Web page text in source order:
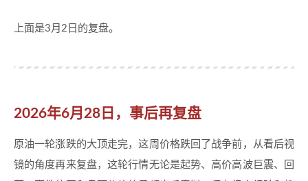
上面是3月2日的复盘。
2026年6月28日，事后再复盘
原油一轮涨跌的大顶走完，这周价格跌回了战争前，从看后视
镜的角度再来复盘，这轮行情无论是起势、高价高波巨震、回